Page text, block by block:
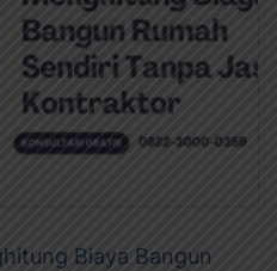
Biaya Bangun